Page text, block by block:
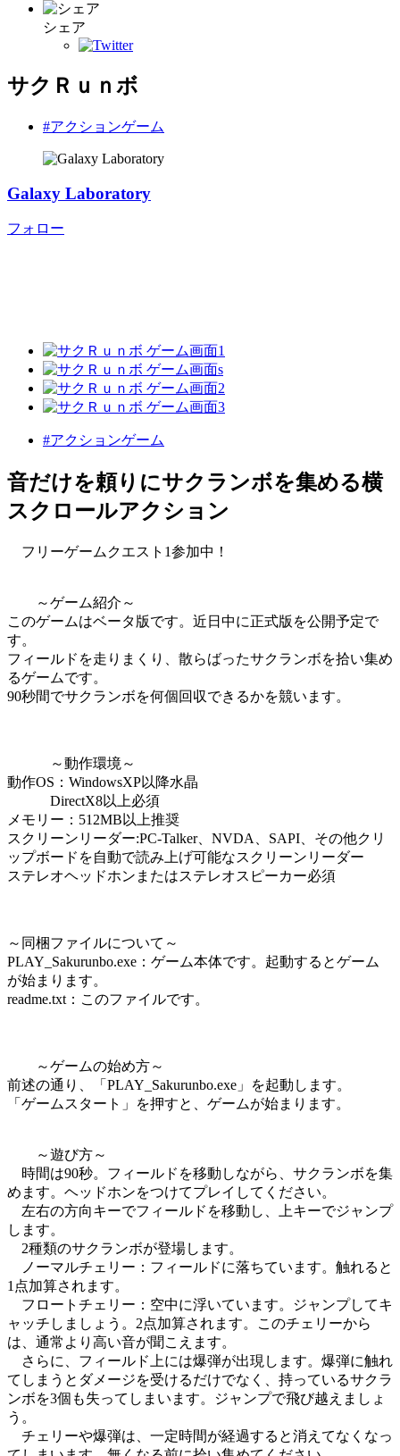
シェア
サクＲｕｎボ
#アクションゲーム
Galaxy Laboratory
フォロー
#アクションゲーム
音だけを頼りにサクランボを集める横
スクロールアクション
フリーゲームクエスト1参加中！
～ゲーム紹介～
このゲームはベータ版です。近日中に正式版を公開予定で
す。
フィールドを走りまくり、散らばったサクランボを拾い集め
るゲームです。
90秒間でサクランボを何個回収できるかを競います。
～動作環境～
動作OS：WindowsXP以降水晶
DirectX8以上必須
メモリー：512MB以上推奨
スクリーンリーダー:PC-Talker、NVDA、SAPI、その他クリ
ップボードを自動で読み上げ可能なスクリーンリーダー
ステレオヘッドホンまたはステレオスピーカー必須
～同梱ファイルについて～
PLAY_Sakurunbo.exe：ゲーム本体です。起動するとゲーム
が始まります。
readme.txt：このファイルです。
～ゲームの始め方～
前述の通り、「PLAY_Sakurunbo.exe」を起動します。
「ゲームスタート」を押すと、ゲームが始まります。
～遊び方～
時間は90秒。フィールドを移動しながら、サクランボを集
めます。ヘッドホンをつけてプレイしてください。
左右の方向キーでフィールドを移動し、上キーでジャンプ
します。
2種類のサクランボが登場します。
ノーマルチェリー：フィールドに落ちています。触れると
1点加算されます。
フロートチェリー：空中に浮いています。ジャンプしてキ
ャッチしましょう。2点加算されます。このチェリーから
は、通常より高い音が聞こえます。
さらに、フィールド上には爆弾が出現します。爆弾に触れ
てしまうとダメージを受けるだけでなく、持っているサクラ
ンボを3個も失ってしまいます。ジャンプで飛び越えましょ
う。
チェリーや爆弾は、一定時間が経過すると消えてなくなっ